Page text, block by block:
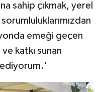
sahip çıkmak, yerel
emeği geçen
katkı sunan